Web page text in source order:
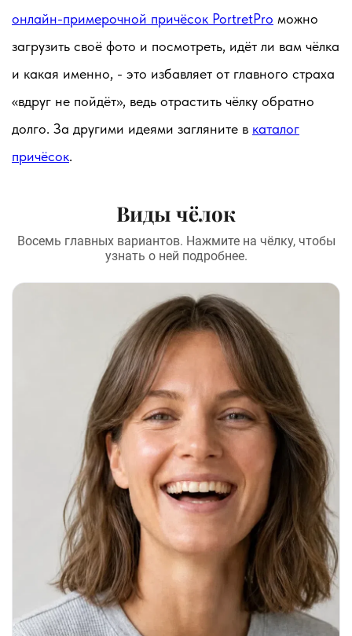
онлайн-примерочной причёсок PortretPro можно
загрузить своё фото и посмотреть, идёт ли вам чёлка
и какая именно, - это избавляет от главного страха
«вдруг не пойдёт», ведь отрастить чёлку обратно
долго. За другими идеями загляните в каталог
причёсок.
Виды чёлок
Восемь главных вариантов. Нажмите на чёлку, чтобы
узнать о ней подробнее.